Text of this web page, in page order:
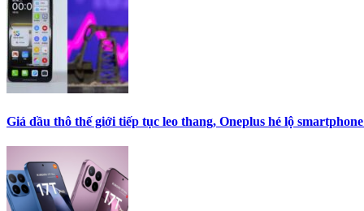
Giá dầu thô thế giới tiếp tục leo thang, Oneplus hé lộ